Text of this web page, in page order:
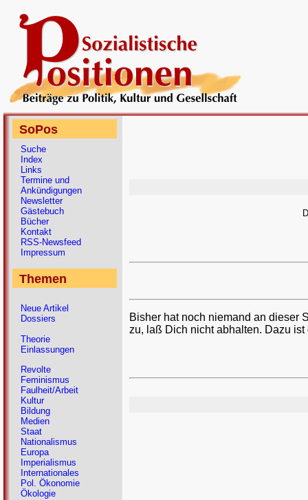
Bisher hat noch niemand an dieser
zu, laß Dich nicht abhalten. Dazu
SoPos
Suche
Index
Links
Termine und
Ankündigungen
Newsletter
Gästebuch
Bücher
Kontakt
RSS-Newsfeed
Impressum
Themen
Neue Artikel
Dossiers
Theorie
Einlassungen
Revolte
Feminismus
Faulheit/Arbeit
Kultur
Bildung
Medien
Staat
Nationalismus
Europa
Imperialismus
Internationales
Pol. Ökonomie
Ökologie